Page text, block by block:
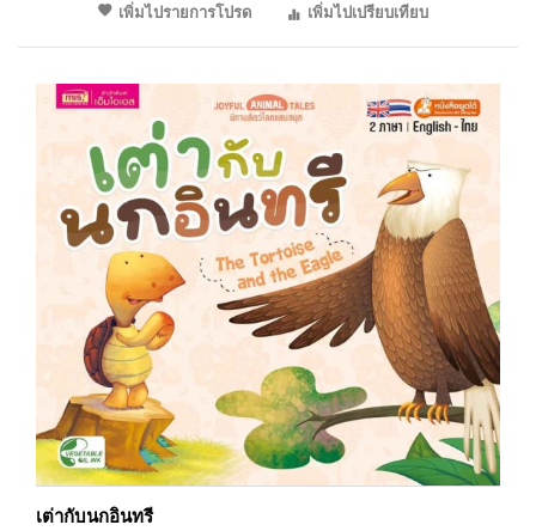
เพิ่มไปรายการโปรด
เพิ่มไปเปรียบเทียบ
เต่ากับนกอินทรี